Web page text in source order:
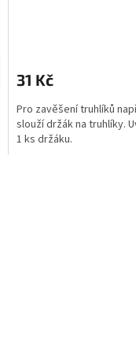
31 Kč
Pro zavěšení truhlíků
slouží držák na truhlíky.
1 ks držáku.